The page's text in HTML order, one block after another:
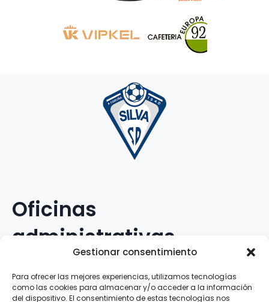
Gestionar consentimiento
Para ofrecer las mejores experiencias, utilizamos tecnologías
como las cookies para almacenar y/o acceder a la información
del dispositivo. El consentimiento de estas tecnologías nos
Oficinas
administrativas
Avenida Galileo Galilei, 12
15.008 · A Coruña · España